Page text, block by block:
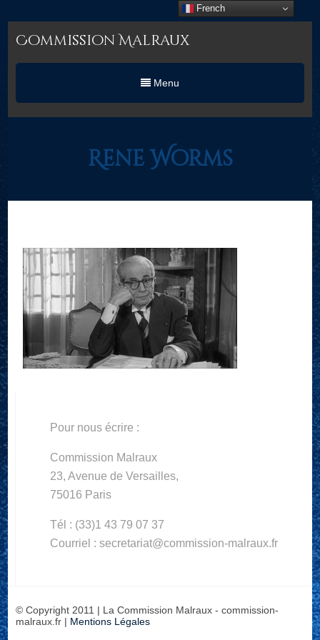
Commission Malraux
Menu
Rene Worms
Pour nous écrire :
Commission Malraux
23, Avenue de Versailles,
75016 Paris
Tél : (33)1 43 79 07 37
Courriel : secretariat@commission-malraux.fr
© Copyright 2011 | La Commission Malraux - commission-
malraux.fr | Mentions Légales
French